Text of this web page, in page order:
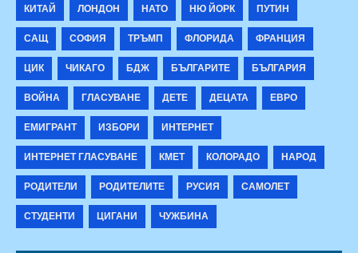
КИТАЙ
ЛОНДОН НАТО НЮ ЙОРК
ПУТИН
САЩ
СОФИЯ ТРЪМП ФЛОРИДА
ФРАНЦИЯ
ЦИК
ЧИКАГО БДЖ БЪЛГАРИТЕ
БЪЛГАРИЯ
ВОЙНА
ГЛАСУВАНЕ ДЕТЕ ДЕЦАТА
ЕВРО
ЕМИГРАНТ
ИЗБОРИ
ИНТЕРНЕТ
ИНТЕРНЕТ ГЛАСУВАНЕ
КМЕТ КОЛОРАДО
НАРОД
РОДИТЕЛИ
РОДИТЕЛИТЕ РУСИЯ
САМОЛЕТ
СТУДЕНТИ
ЦИГАНИ ЧУЖБИНА